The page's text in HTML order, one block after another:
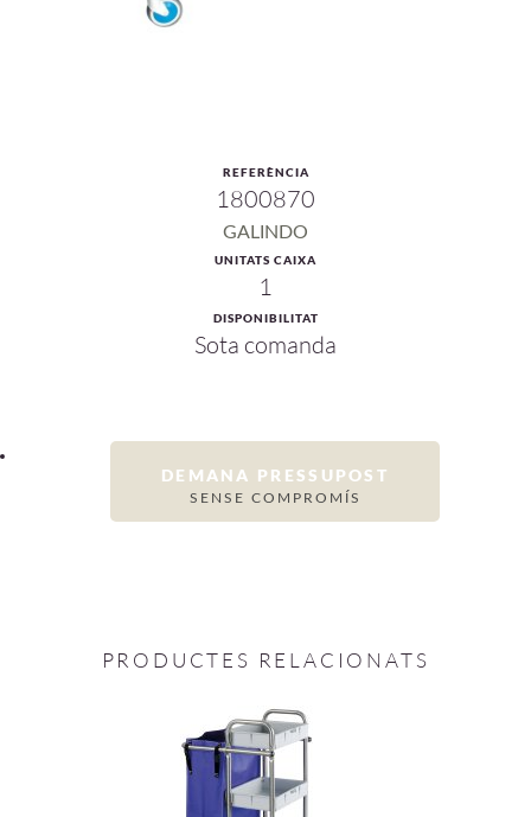
REFERÈNCIA
1800870
GALINDO
UNITATS CAIXA
1
DISPONIBILITAT
Sota comanda
DEMANA PRESSUPOST
SENSE COMPROMÍS
PRODUCTES RELACIONATS